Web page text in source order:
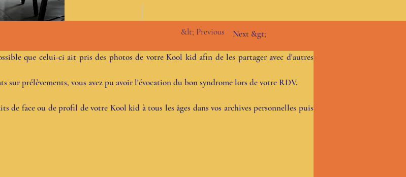
que celui-ci ait pris des photos de votre Kool kid afin de les partager avec d'autres
sur prélèvements, vous avez pu avoir l'évocation du bon syndrome lors de votre RDV.
de face ou de profil de votre Kool kid à tous les âges dans vos archives personnelles puis
&lt; Previous Next &gt;